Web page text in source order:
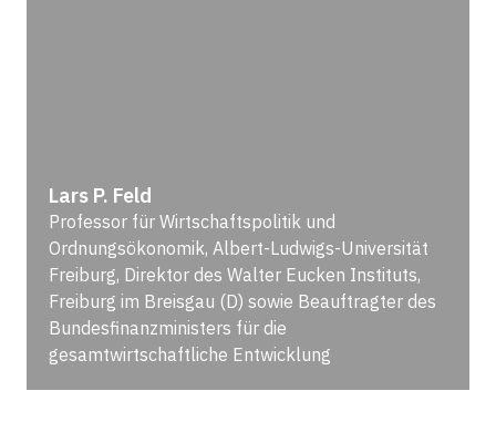
Lars P. Feld
Professor für Wirtschaftspolitik und
Ordnungsökonomik, Albert-Ludwigs-Universität
Freiburg, Direktor des Walter Eucken Instituts,
Freiburg im Breisgau (D) sowie Beauftragter des
Bundesfinanzministers für die
gesamtwirtschaftliche Entwicklung